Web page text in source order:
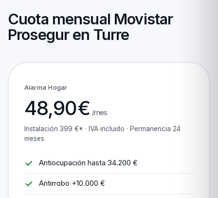
Cuota mensual Movistar
Prosegur en Turre
Alarma Hogar
48,90€ /mes
Instalación 399 €* · IVA incluido · Permanencia 24
meses
Antiocupación hasta 34.200 €
Antirrobo +10.000 €